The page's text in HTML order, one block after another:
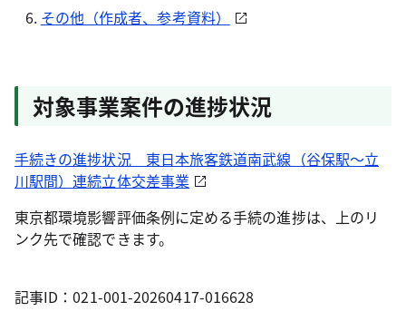
その他（作成者、参考資料）
対象事業案件の進捗状況
手続きの進捗状況 東日本旅客鉄道南武線（谷保駅～立
川駅間）連続立体交差事業
東京都環境影響評価条例に定める手続の進捗は、上のリ
ンク先で確認できます。
記事ID：021-001-20260417-016628